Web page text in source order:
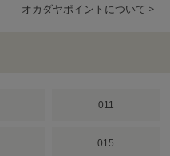
オカダヤポイントについて >
011
015